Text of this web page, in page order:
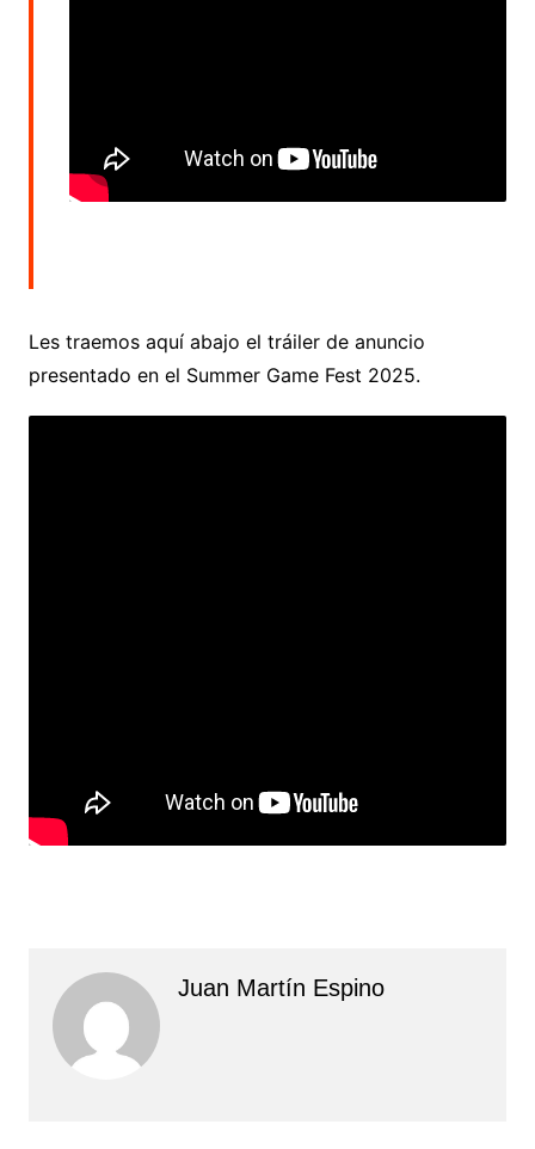
Les traemos aquí abajo el tráiler de anuncio
presentado en el Summer Game Fest 2025.
Juan Martín Espino